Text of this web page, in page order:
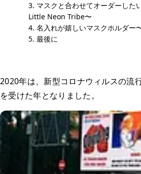
マスクと合わせてオーダーした
Little Neon Tribe〜
名入れが嬉しいマスクホルダー
最後に
2020年は、新型コロナウィルスの流
を受けた年となりました。